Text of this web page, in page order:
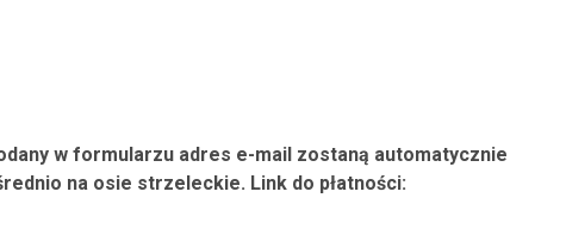
w formularzu adres e-mail zostaną automatycznie
na osie strzeleckie. Link do płatności: